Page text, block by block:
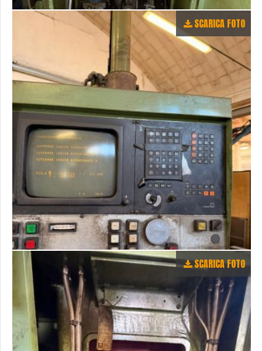
SCARICA FOTO
SCARICA FOTO